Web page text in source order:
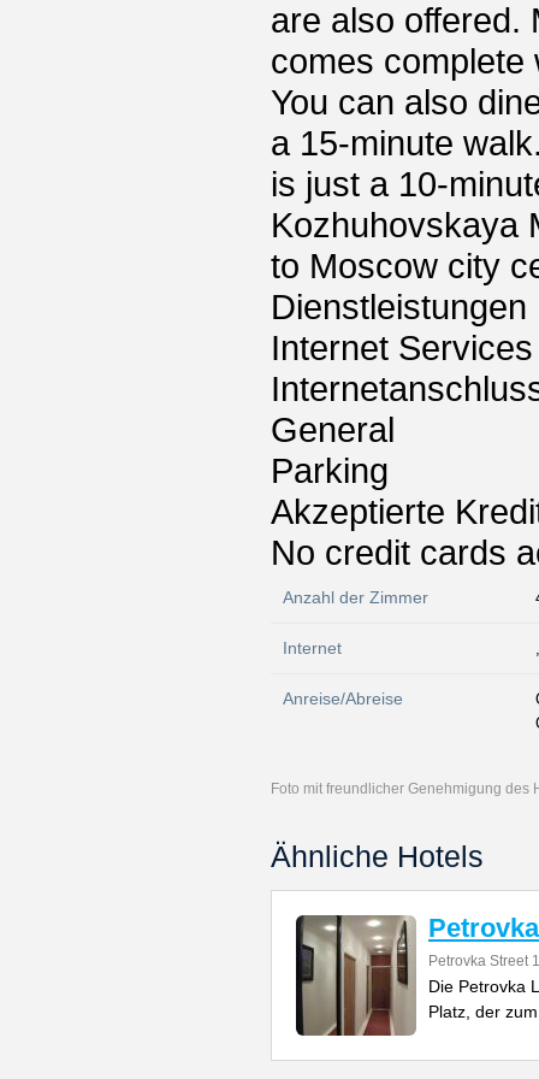
are also offered.
comes complete
You can also
a 15-minute
is just a 10-
Kozhuhovskaya
to Moscow city
Dienstleistungen
Internet Services
General
Parking
Akzeptierte
No credit cards
Anzahl der Zimmer
Internet
Anreise/Abreise
Foto mit freundlicher Genehmigung des
Ähnliche Hotels
Petrovka Street
Die Petrovka
Platz, der